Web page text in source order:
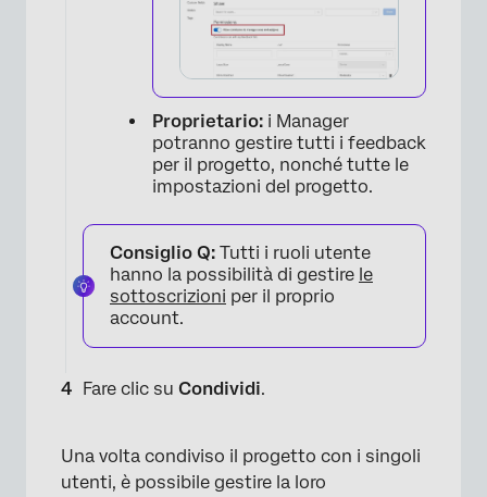
Proprietario: i Manager
potranno gestire tutti i feedback
per il progetto, nonché tutte le
impostazioni del progetto.
Consiglio Q: Tutti i ruoli utente
hanno la possibilità di gestire le
sottoscrizioni per il proprio
account.
Fare clic su Condividi.
Una volta condiviso il progetto con i singoli
utenti, è possibile gestire la loro